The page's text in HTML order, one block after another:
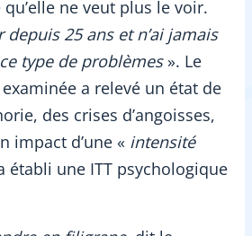
ne veut plus le voir.
depuis 25 ans et n’ai jamais
type de problèmes». Le
a relevé un état de
des crises d’angoisses,
impact d’une « intensité
établi une ITT psychologique